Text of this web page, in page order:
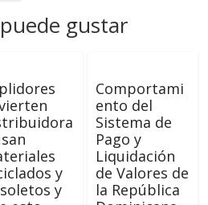
gustar
y
y
Comportami
ento del
Sistema de
Pago y
Liquidación
de Valores de
la República